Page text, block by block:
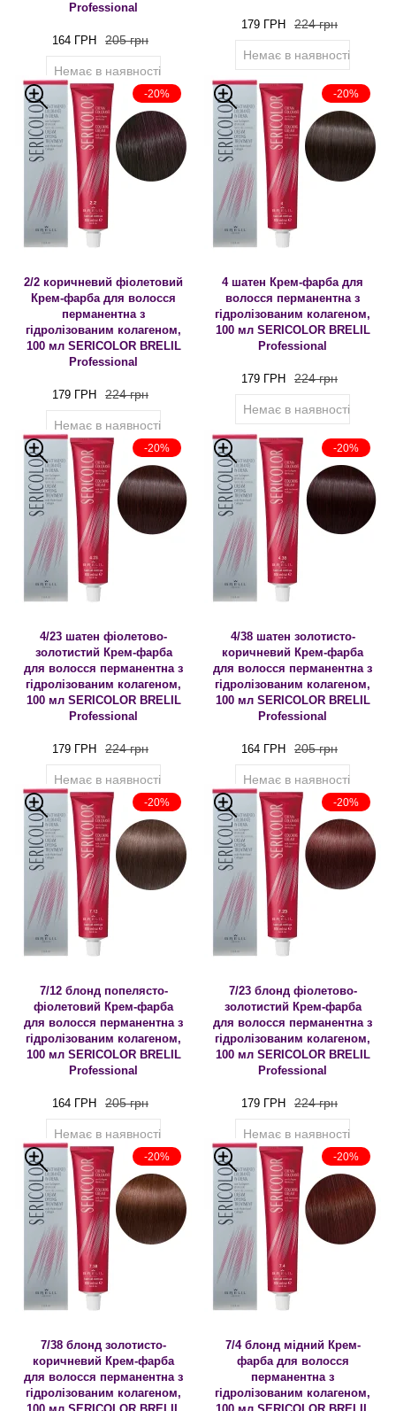
Professional
164 ГРН 205 грн
Немає в наявності
179 ГРН 224 грн
Немає в наявності
-20%
2/2 коричневий фіолетовий
Крем-фарба для волосся
перманентна з
гідролізованим колагеном,
100 мл SERICOLOR BRELIL
Professional
179 ГРН 224 грн
Немає в наявності
-20%
4 шатен Крем-фарба для
волосся перманентна з
гідролізованим колагеном,
100 мл SERICOLOR BRELIL
Professional
179 ГРН 224 грн
Немає в наявності
-20%
4/23 шатен фіолетово-
золотистий Крем-фарба
для волосся перманентна з
гідролізованим колагеном,
100 мл SERICOLOR BRELIL
Professional
179 ГРН 224 грн
Немає в наявності
-20%
4/38 шатен золотисто-
коричневий Крем-фарба
для волосся перманентна з
гідролізованим колагеном,
100 мл SERICOLOR BRELIL
Professional
164 ГРН 205 грн
Немає в наявності
-20%
7/12 блонд попелясто-
фіолетовий Крем-фарба
для волосся перманентна з
гідролізованим колагеном,
100 мл SERICOLOR BRELIL
Professional
164 ГРН 205 грн
Немає в наявності
-20%
7/23 блонд фіолетово-
золотистий Крем-фарба
для волосся перманентна з
гідролізованим колагеном,
100 мл SERICOLOR BRELIL
Professional
179 ГРН 224 грн
Немає в наявності
-20%
7/38 блонд золотисто-
коричневий Крем-фарба
для волосся перманентна з
гідролізованим колагеном,
-20%
7/4 блонд мідний Крем-
фарба для волосся
перманентна з
гідролізованим колагеном,